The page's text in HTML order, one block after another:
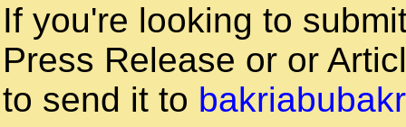
If you're looking to
Press Release or or
to send it to